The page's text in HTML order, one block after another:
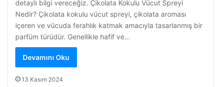
detaylı bilgi vereceğiz. Çikolata Kokulu Vücut Spreyi
Nedir? Çikolata kokulu vücut spreyi, çikolata aroması
içeren ve vücuda ferahlık katmak amacıyla tasarlanmış bir
parfüm türüdür. Genellikle hafif ve…
Devamını Oku
13 Kasım 2024